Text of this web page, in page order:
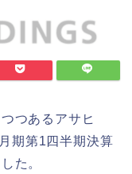
つあるアサヒ
期第1四半期決算
た。